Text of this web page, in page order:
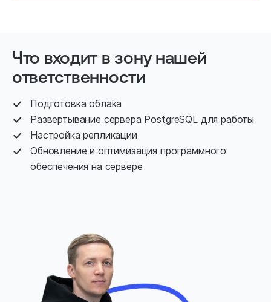
Что входит в зону нашей
ответственности
Подготовка облака
Развертывание сервера PostgreSQL для работы
Настройка репликации
Обновление и оптимизация программного
обеспечения на сервере